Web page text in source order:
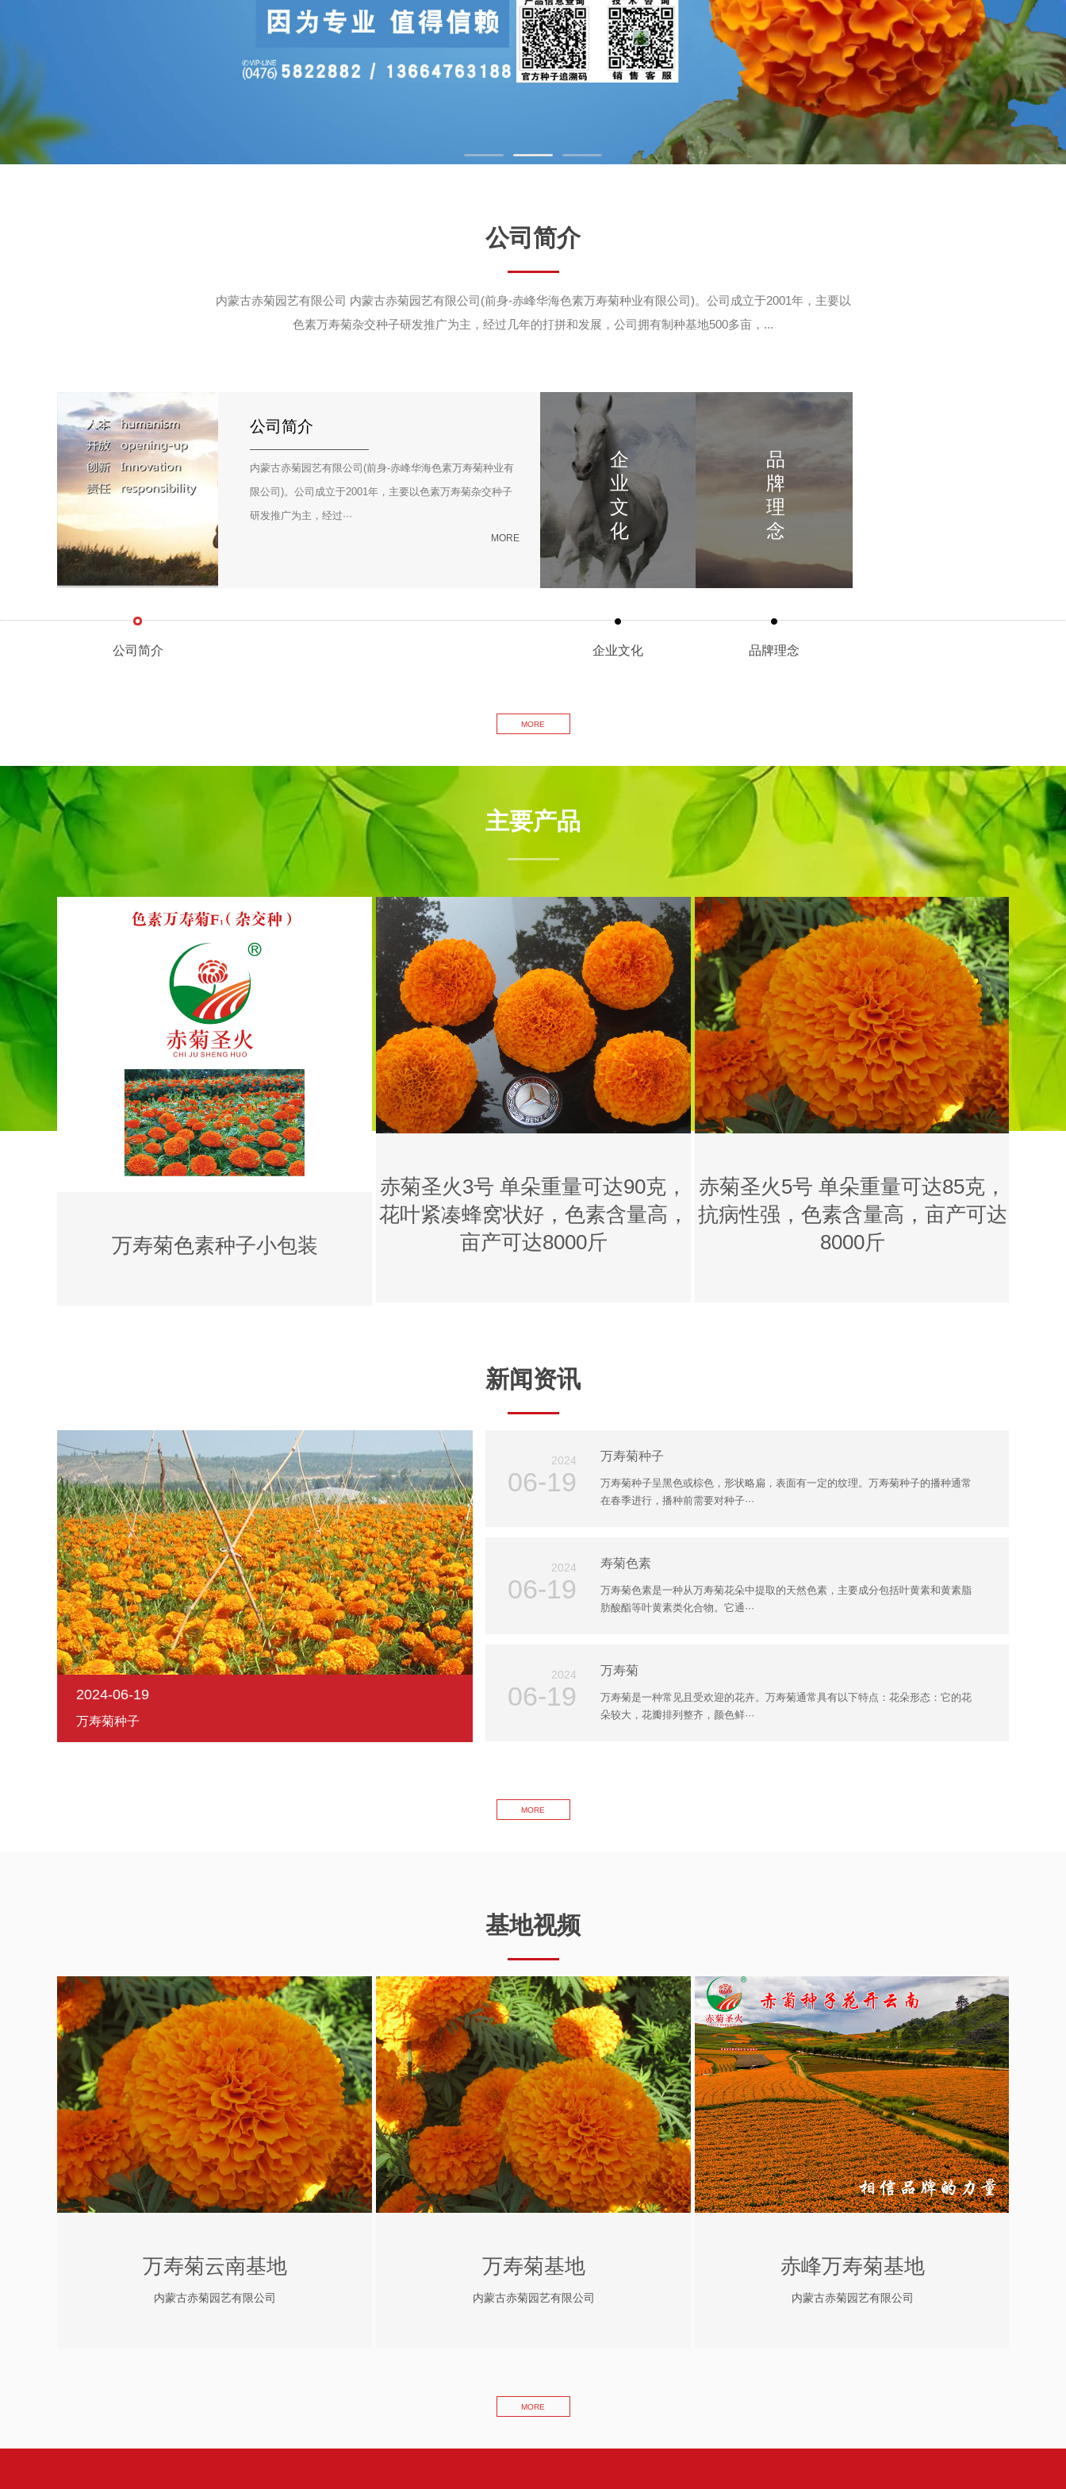
公司简介
内蒙古赤菊园艺有限公司 内蒙古赤菊园艺有限公司(前身-赤峰华海色素万寿菊种业有限公司)。公司成立于2001年，主要以
色素万寿菊杂交种子研发推广为主，经过几年的打拼和发展，公司拥有制种基地500多亩，...
公司简介
内蒙古赤菊园艺有限公司(前身-赤峰华海色素万寿菊种业有
限公司)。公司成立于2001年，主要以色素万寿菊杂交种子
研发推广为主，经过···
MORE
公司简介
企
业
文
化
企业文化
企业文化
品
牌
理
念
品牌理念
品牌理念
MORE
主要产品
万寿菊色素种子小包装
赤菊圣火3号 单朵重量可达90克，
花叶紧凑蜂窝状好，色素含量高，
亩产可达8000斤
赤菊圣火5号 单朵重量可达85克，
抗病性强，色素含量高，亩产可达
8000斤
新闻资讯
2024-06-19
万寿菊种子
2024
06-19
万寿菊种子
万寿菊种子呈黑色或棕色，形状略扁，表面有一定的纹理。万寿菊种子的播种通常
在春季进行，播种前需要对种子···
2024
06-19
寿菊色素
万寿菊色素是一种从万寿菊花朵中提取的天然色素，主要成分包括叶黄素和黄素脂
肪酸酯等叶黄素类化合物。它通···
2024
06-19
万寿菊
万寿菊是一种常见且受欢迎的花卉。万寿菊通常具有以下特点：花朵形态：它的花
朵较大，花瓣排列整齐，颜色鲜···
MORE
基地视频
万寿菊云南基地
内蒙古赤菊园艺有限公司
万寿菊基地
内蒙古赤菊园艺有限公司
赤峰万寿菊基地
内蒙古赤菊园艺有限公司
MORE